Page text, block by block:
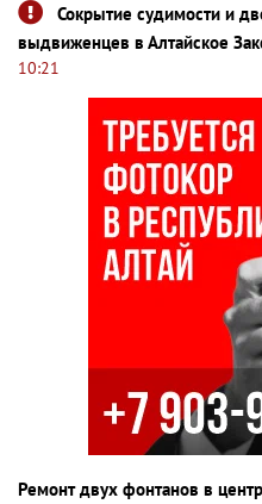
Сокрытие судимости и
выдвиженцев в Алтайское
10:21
Ремонт двух фонтанов в